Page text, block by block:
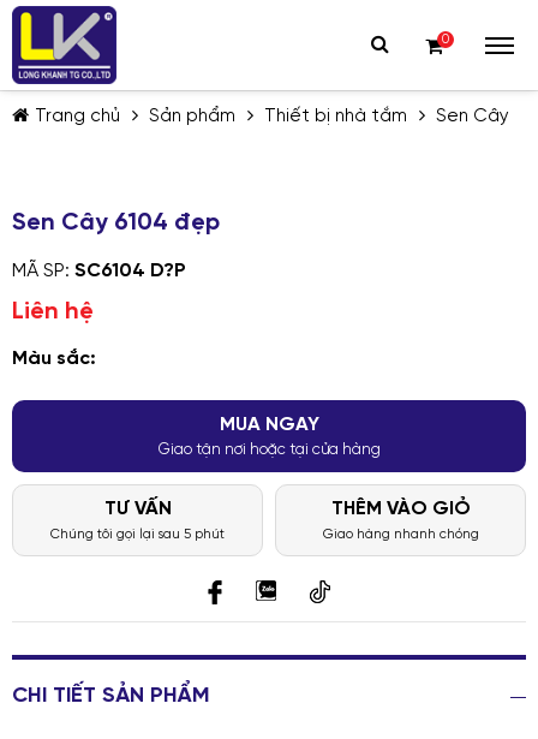
0
Trang chủ Sản phẩm Thiết bị nhà tắm Sen Cây
Sen Cây 6104 đẹp
MÃ SP: SC6104 D?P
Liên hệ
Màu sắc:
MUA NGAY
Giao tận nơi hoặc tại cửa hàng
TƯ VẤN
Chúng tôi gọi lại sau 5 phút
THÊM VÀO GIỎ
Giao hàng nhanh chóng
CHI TIẾT SẢN PHẨM